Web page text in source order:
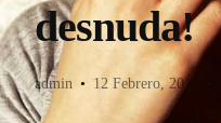
desnuda!
admin 12 Febrero, 2016